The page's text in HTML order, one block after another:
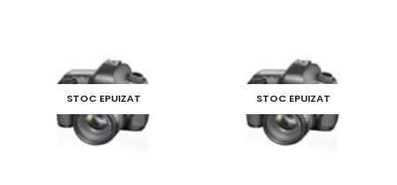
STOC EPUIZAT STOC EPUIZAT